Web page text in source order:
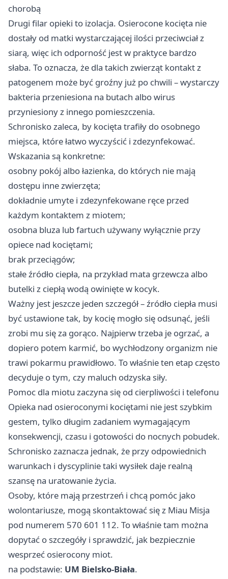
chorobą
Drugi filar opieki to izolacja. Osierocone kocięta nie
dostały od matki wystarczającej ilości przeciwciał z
siarą, więc ich odporność jest w praktyce bardzo
słaba. To oznacza, że dla takich zwierząt kontakt z
patogenem może być groźny już po chwili – wystarczy
bakteria przeniesiona na butach albo wirus
przyniesiony z innego pomieszczenia.
Schronisko zaleca, by kocięta trafiły do osobnego
miejsca, które łatwo wyczyścić i zdezynfekować.
Wskazania są konkretne:
osobny pokój albo łazienka, do których nie mają
dostępu inne zwierzęta;
dokładnie umyte i zdezynfekowane ręce przed
każdym kontaktem z miotem;
osobna bluza lub fartuch używany wyłącznie przy
opiece nad kociętami;
brak przeciągów;
stałe źródło ciepła, na przykład mata grzewcza albo
butelki z ciepłą wodą owinięte w kocyk.
Ważny jest jeszcze jeden szczegół – źródło ciepła musi
być ustawione tak, by kocię mogło się odsunąć, jeśli
zrobi mu się za gorąco. Najpierw trzeba je ogrzać, a
dopiero potem karmić, bo wychłodzony organizm nie
trawi pokarmu prawidłowo. To właśnie ten etap często
decyduje o tym, czy maluch odzyska siły.
Pomoc dla miotu zaczyna się od cierpliwości i telefonu
Opieka nad osieroconymi kociętami nie jest szybkim
gestem, tylko długim zadaniem wymagającym
konsekwencji, czasu i gotowości do nocnych pobudek.
Schronisko zaznacza jednak, że przy odpowiednich
warunkach i dyscyplinie taki wysiłek daje realną
szansę na uratowanie życia.
Osoby, które mają przestrzeń i chcą pomóc jako
wolontariusze, mogą skontaktować się z Miau Misja
pod numerem 570 601 112. To właśnie tam można
dopytać o szczegóły i sprawdzić, jak bezpiecznie
wesprzeć osierocony miot.
na podstawie: UM Bielsko-Biała.